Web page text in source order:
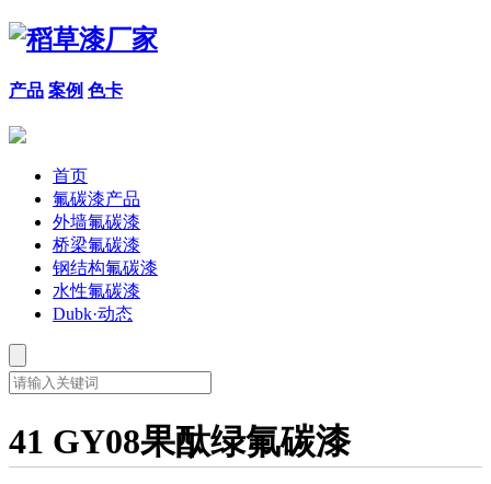
产品 案例 色卡
首页
氟碳漆产品
外墙氟碳漆
桥梁氟碳漆
钢结构氟碳漆
水性氟碳漆
Dubk·动态
41 GY08果酞绿氟碳漆